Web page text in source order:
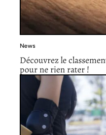
News
Découvrez le
pour ne rien rater !